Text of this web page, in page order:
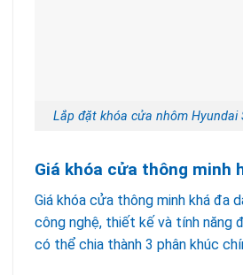
Lắp đặt khóa cửa nhôm Hyundai
Giá khóa cửa thông minh
Giá khóa cửa thông minh khá đa
công nghệ, thiết kế và tính năng
có thể chia thành 3 phân khúc